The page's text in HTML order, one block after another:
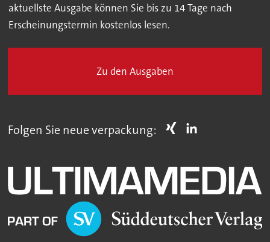
aktuellste Ausgabe können Sie bis zu 14 Tage nach
Erscheinungstermin kostenlos lesen.
Zu den Ausgaben
Folgen Sie neue verpackung: